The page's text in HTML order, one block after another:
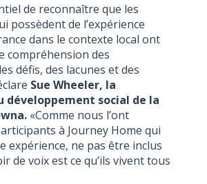
de reconnaître que les
possèdent de l’expérience
dans le contexte local ont
compréhension des
défis, des lacunes et des
Sue Wheeler, la
développement social de la
«Comme nous l’ont
à Journey Home qui
expérience, ne pas être inclus
de voix est ce qu’ils vivent tous